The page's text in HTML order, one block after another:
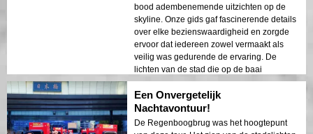
bood adembenemende uitzichten op de
skyline. Onze gids gaf fascinerende details
over elke bezienswaardigheid en zorgde
ervoor dat iedereen zowel vermaakt als
veilig was gedurende de ervaring. De
lichten van de stad die op de baai
weerkaatsten, creëerden een dromerige
sfeer die een blijvende indruk achterliet.
Deze tour is ideaal voor eerste bezoekers
die een mix van avontuur en sightseeing
willen. Het contrast tussen de moderne
Een Onvergetelijk
Nachtavontuur!
De Regenboogbrug was het hoogtepunt